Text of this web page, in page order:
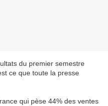
du premier semestre
ce que toute la presse
qui pèse 44% des ventes